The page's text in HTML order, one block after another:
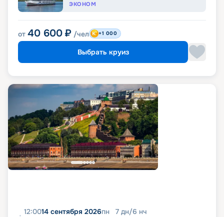
ЭКОНОМ
от 40 600 ₽ /чел +1 000
Выбрать круиз
12:0014 сентября 2026пн 7 дн/6 нч